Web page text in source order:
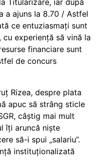
a ajuns la 8.70 / Astfel
ce entuziasmați sunt
experiență să vină la
financiare sunt
de concurs
Rizea, despre plata
apuc să strâng sticle
câștig mai mult
îți aruncă niște
să-i spui „salariu”.
instituționalizată